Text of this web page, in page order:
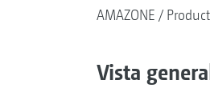
AMAZONE
Vista